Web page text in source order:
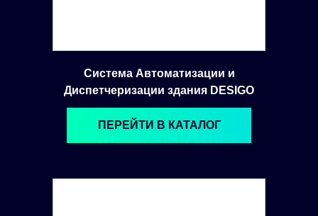
Система Автоматизации и
Диспетчеризации здания DESIGO
ПЕРЕЙТИ В КАТАЛОГ